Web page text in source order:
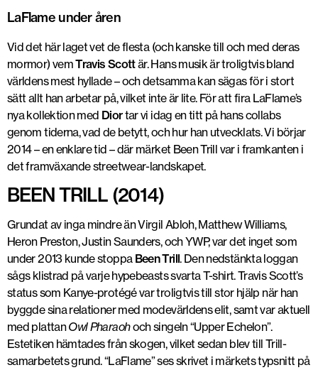
LaFlame under åren
Vid det här laget vet de flesta (och kanske till och med deras
mormor) vemTravis Scottär. Hans musik är troligtvis bland
världens mest hyllade – och detsamma kan sägas för i stort
sätt allt han arbetar på, vilket inte är lite. För att fira LaFlame’s
nya kollektion med Diortar vi idag en titt på hans collabs
genom tiderna, vad de betytt, och hur han utvecklats. Vi börjar
2014 – en enklare tid – där märket Been Trill var i framkanten i
det framväxande streetwear-landskapet.
BEEN TRILL (2014)
Grundat av inga mindre än Virgil Abloh, Matthew Williams,
Heron Preston, Justin Saunders, och YWP, var det inget som
under 2013 kunde stoppa Been Trill. Den nedstänkta loggan
sågs klistrad på varje hypebeasts svarta T-shirt. Travis Scott’s
status som Kanye-protégé var troligtvis till stor hjälp när han
byggde sina relationer med modevärldens elit, samt var aktuell
med plattanOwl Pharaohoch singeln “Upper Echelon”.
Estetiken hämtades från skogen, vilket sedan blev till Trill-
samarbetets grund. “LaFlame” ses skrivet i märkets typsnitt på